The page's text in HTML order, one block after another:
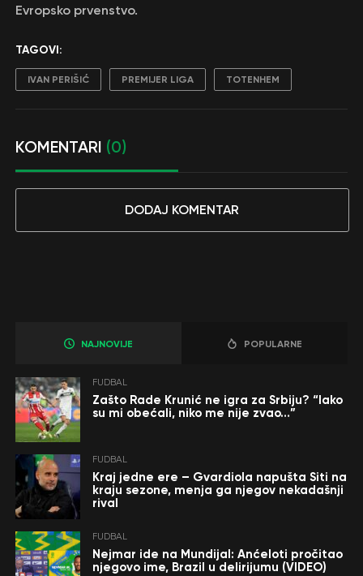
Evropsko prvenstvo.
TAGOVI:
IVAN PERIŠIĆ PREMIJER LIGA TOTENHEM
KOMENTARI (0)
DODAJ KOMENTAR
NAJNOVIJE POPULARNE
FUDBAL
Zašto Rade Krunić ne igra za Srbiju? “Iako
su mi obećali, niko me nije zvao…”
FUDBAL
Kraj jedne ere – Gvardiola napušta Siti na
kraju sezone, menja ga njegov nekadašnji
rival
FUDBAL
Nejmar ide na Mundijal: Anćeloti pročitao
njegovo ime, Brazil u delirijumu (VIDEO)